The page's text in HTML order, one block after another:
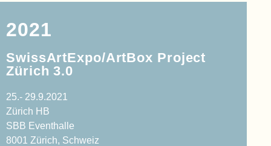
2021
SwissArtExpo/ArtBox Project
Zürich 3.0
25.- 29.9.2021
Zürich HB
SBB Eventhalle
8001 Zürich, Schweiz